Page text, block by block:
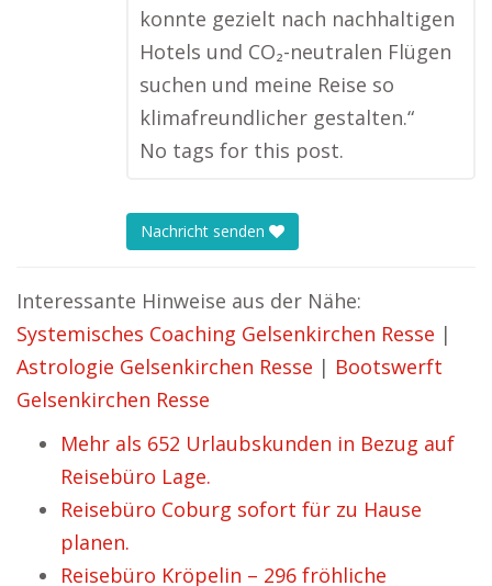
konnte gezielt nach nachhaltigen
Hotels und CO₂-neutralen Flügen
suchen und meine Reise so
klimafreundlicher gestalten.“
No tags for this post.
Nachricht senden
Interessante Hinweise aus der Nähe:
Systemisches Coaching Gelsenkirchen Resse |
Astrologie Gelsenkirchen Resse | Bootswerft
Gelsenkirchen Resse
Mehr als 652 Urlaubskunden in Bezug auf
Reisebüro Lage.
Reisebüro Coburg sofort für zu Hause
planen.
Reisebüro Kröpelin – 296 fröhliche